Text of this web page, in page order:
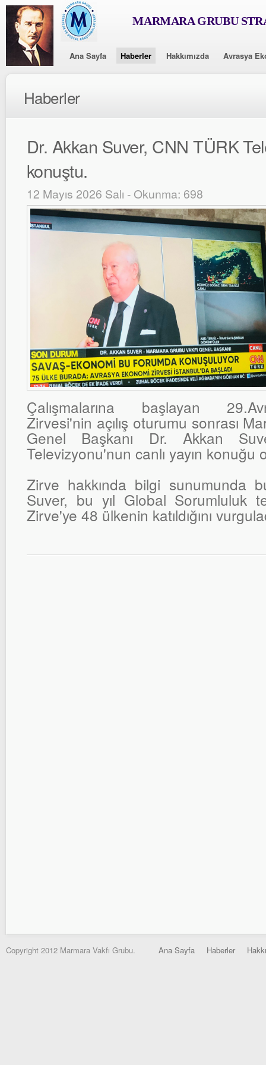
MARMARA GRUBU
Ana Sayfa Haberler Hakkımızda Avrasya
Haberler
Dr. Akkan Suver, CNN TÜRK
konuştu.
12 Mayıs 2026 Salı - Okunma: 698
Çalışmalarına başlayan
Zirvesi'nin açılış oturumu sonrası
Genel Başkanı Dr. Akkan
Televizyonu'nun canlı yayın konuğu
Zirve hakkında bilgi sunumunda
Suver, bu yıl Global Sorumluluk
Zirve'ye 48 ülkenin katıldığını
Copyright 2012 Marmara Vakfı Grubu. Ana Sayfa Haberler